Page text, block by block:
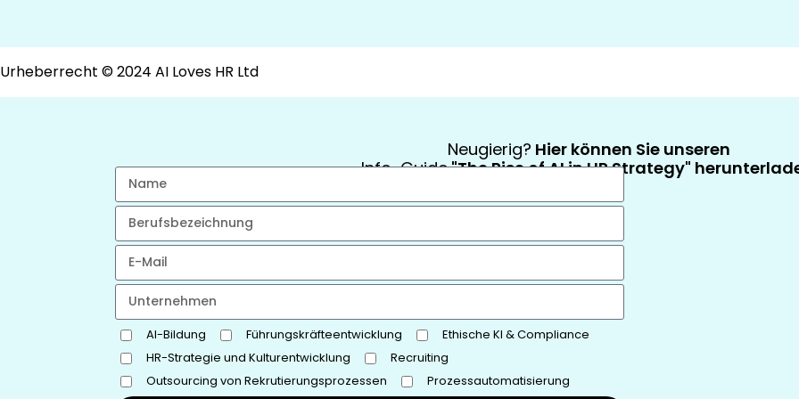
Urheberrecht © 2024 AI Loves HR Ltd
Neugierig? Hier können Sie unseren
Info-Guide"The Rise of AI in HR Strategy"
AI-Bildung Führungskräfteentwicklung
Ethische KI & Compliance
HR-Strategie und Kulturentwicklung
Recruiting
Outsourcing von Rekrutierungsprozessen
Prozessautomatisierung